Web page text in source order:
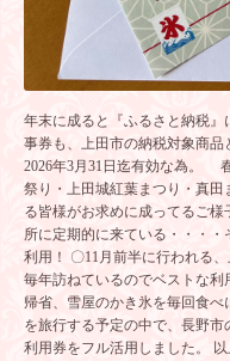
年末に成ると『ふるさと納税
事券も、上田市の納税対象商品
2026年3月31日迄有効な為。
祭り・上田城紅葉まつり・真
る皆様がお求めに成ってるご
所に定期的に来ている・・・
利用！ 〇11月前半に行われる
毎年訪ねているのでベストな
帰省、雪屋のかき氷を毎回食
を旅行する予定の中で、長野
利用券をフル活用しました。